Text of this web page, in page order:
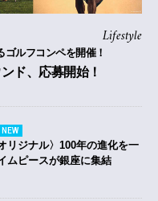
Lifestyle
ゴルフコンペを開催！
ド、応募開始！
NEW
リジナル〉100年の進化を一
ムピースが銀座に集結